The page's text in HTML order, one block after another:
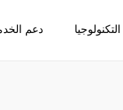
دعم